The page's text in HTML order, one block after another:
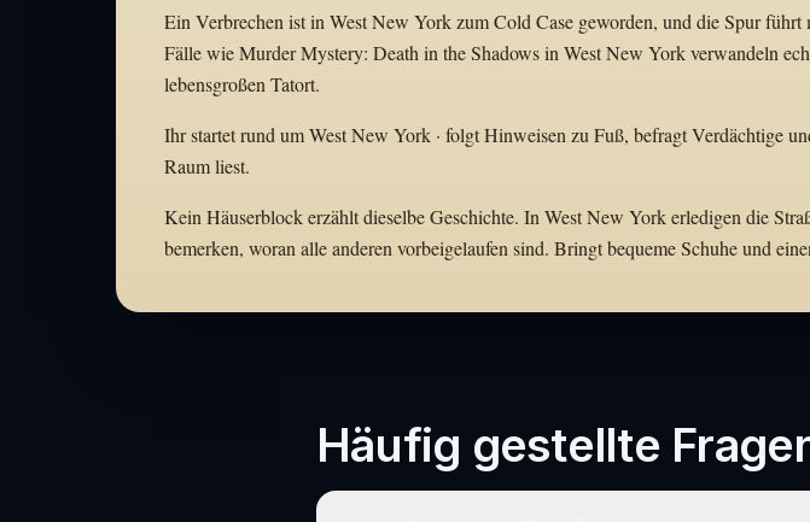
Ein Verbrechen ist in West New York zum Cold Case geworden, und die Spur führt
Fälle wie Murder Mystery: Death in the Shadows in West New York verwandeln
lebensgroßen Tatort.
Ihr startet rund um West New York · folgt Hinweisen zu Fuß, befragt Verdächtige
Raum liest.
Kein Häuserblock erzählt dieselbe Geschichte. In West New York erledigen die
bemerken, woran alle anderen vorbeigelaufen sind. Bringt bequeme Schuhe und
Häufig gestellte